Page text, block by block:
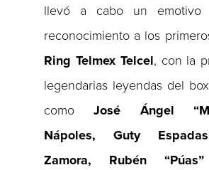
llevó a cabo un emotivo
reconocimiento a los
Ring Telmex Telcel, con la
legendarias leyendas del
comoJosé Ángel
Nápoles, Guty
Zamora, Rubén